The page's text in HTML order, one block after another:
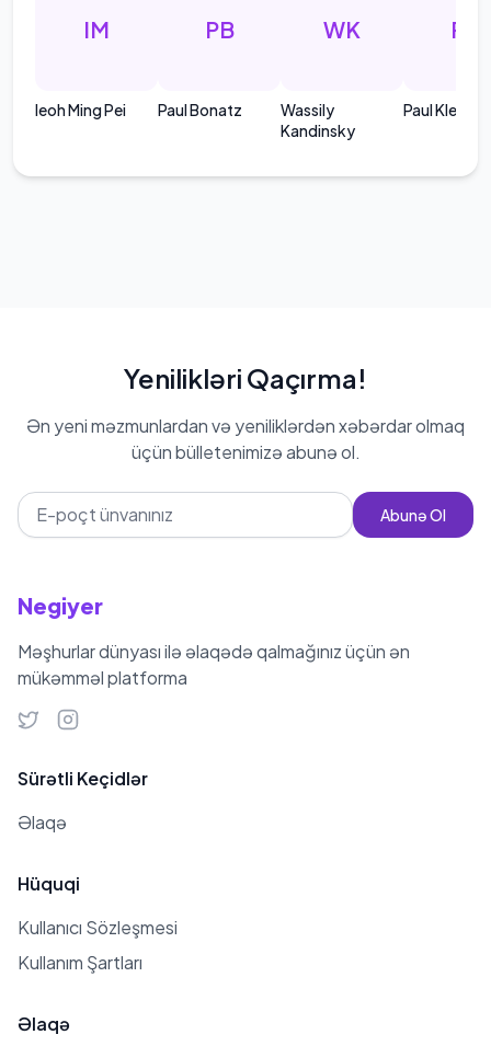
IM
Ieoh Ming Pei
PB
Paul Bonatz
WK
Wassily
Kandinsky
PK
Paul Klee
Yenilikləri Qaçırma!
Ən yeni məzmunlardan və yeniliklərdən xəbərdar olmaq
üçün bülletenimizə abunə ol.
Abunə Ol
Negiyer
Məşhurlar dünyası ilə əlaqədə qalmağınız üçün ən
mükəmməl platforma
Sürətli Keçidlər
Əlaqə
Hüquqi
Kullanıcı Sözleşmesi
Kullanım Şartları
Əlaqə